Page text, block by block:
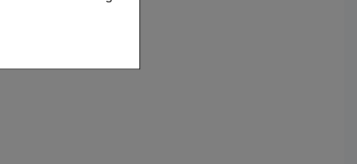
an bevorzugte
es uns auch
zu betreiben.
Nutzung